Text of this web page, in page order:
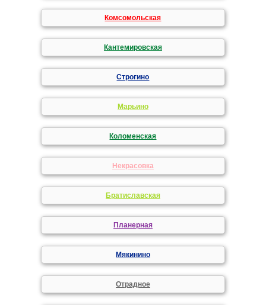
Комсомольская
Кантемировская
Строгино
Марьино
Коломенская
Некрасовка
Братиславская
Планерная
Мякинино
Отрадное